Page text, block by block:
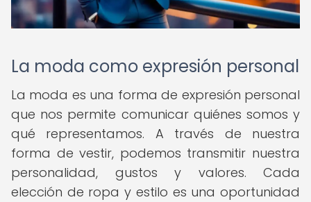
La moda como expresión personal
La moda es una forma de expresión personal
que nos permite comunicar quiénes somos y
qué representamos. A través de nuestra
forma de vestir, podemos transmitir nuestra
personalidad, gustos y valores. Cada
elección de ropa y estilo es una oportunidad